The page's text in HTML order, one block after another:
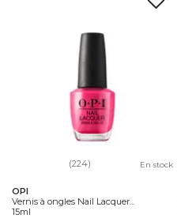
(224) En stock
OPI
Vernis à ongles Nail Lacquer...
15ml